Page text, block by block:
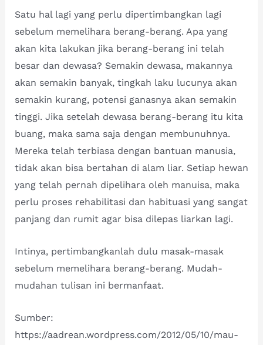
Satu hal lagi yang perlu dipertimbangkan lagi
sebelum memelihara berang-berang. Apa yang
akan kita lakukan jika berang-berang ini telah
besar dan dewasa? Semakin dewasa, makannya
akan semakin banyak, tingkah laku lucunya akan
semakin kurang, potensi ganasnya akan semakin
tinggi. Jika setelah dewasa berang-berang itu kita
buang, maka sama saja dengan membunuhnya.
Mereka telah terbiasa dengan bantuan manusia,
tidak akan bisa bertahan di alam liar. Setiap hewan
yang telah pernah dipelihara oleh manuisa, maka
perlu proses rehabilitasi dan habituasi yang sangat
panjang dan rumit agar bisa dilepas liarkan lagi.
Intinya, pertimbangkanlah dulu masak-masak
sebelum memelihara berang-berang. Mudah-
mudahan tulisan ini bermanfaat.
Sumber:
https://aadrean.wordpress.com/2012/05/10/mau-